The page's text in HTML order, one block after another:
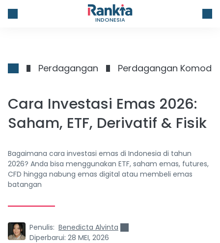
INDONESIA
Perdagangan Perdagangan
Cara Investasi Emas 2026:
Saham, ETF, Derivatif & Fisik
Bagaimana cara investasi emas di Indonesia di tahun
2026? Anda bisa menggunakan ETF, saham emas, futures,
CFD hingga nabung emas digital atau membeli emas
batangan
Penulis: Benedicta Alvinta
Diperbarui: 28 MEI, 2026